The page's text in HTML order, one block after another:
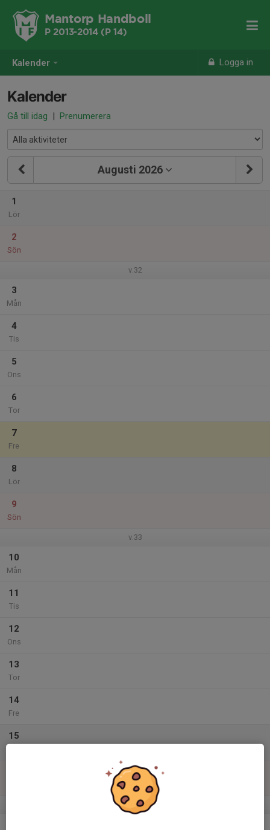
Kalender Logga in
Mantorp Handboll
P 2013-2014 (P 14)
Kalender
Gå till idag | Prenumerera
Augusti 2026
1
Lör
2
Sön
v.32
3
Mån
4
Tis
5
Ons
6
Tor
7
Fre
8
Lör
9
Sön
v.33
10
Mån
11
Tis
12
Ons
13
Tor
14
Fre
15
v.34